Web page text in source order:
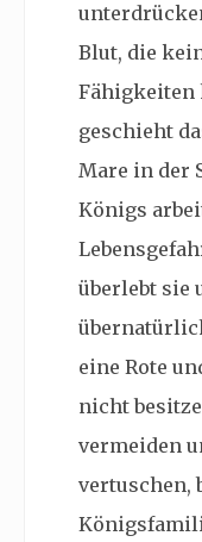
Blut, die
Fähigkeiten
geschieht
Mare in der
Königs
überlebt sie
eine Rote
nicht
vermeiden
vertuschen,